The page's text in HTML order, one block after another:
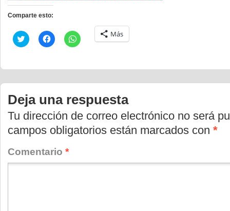
Comparte esto:
Haz
clic
Twitter
abre
una
ventana
nueva)
Haz
clic
Facebook
abre
una
ventana
nueva)
Haz
clic
WhatsApp
abre
una
ventana
Más
Deja una respuesta
Tu dirección de correo electrónico no será
campos obligatorios están marcados con *
Comentario *